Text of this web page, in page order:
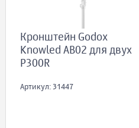
Кронштейн Godox
Knowled AB02 для двух
P300R
Артикул: 31447